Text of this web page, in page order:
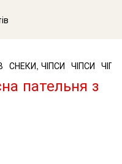
СНЕКИ, ЧІПСИ ЧІПСИ
пательня з